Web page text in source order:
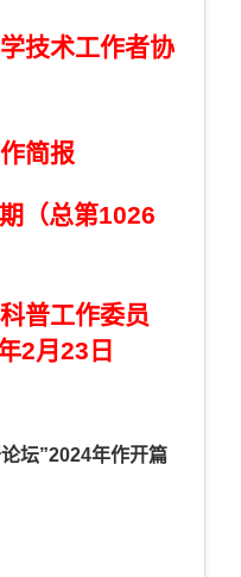
技术工作者协
简报
（总第1026
普工作委员
23日
坛”2024年作开篇